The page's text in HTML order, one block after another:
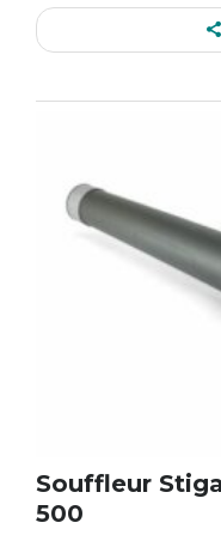
Souffleur
500